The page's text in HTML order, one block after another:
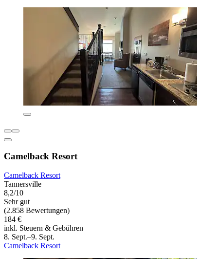
Camelback Resort
Camelback Resort
Tannersville
8,2/10
Sehr gut
(2.858 Bewertungen)
184 €
inkl. Steuern & Gebühren
8. Sept.–9. Sept.
Camelback Resort